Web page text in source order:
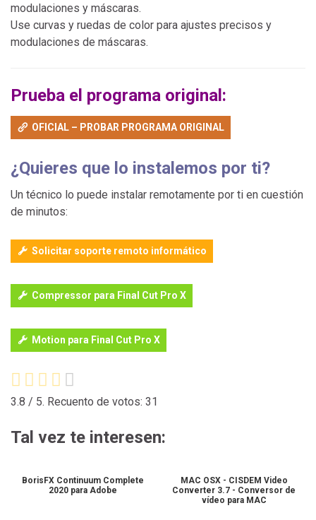
modulaciones y máscaras.
Use curvas y ruedas de color para ajustes precisos y
modulaciones de máscaras.
Prueba el programa original:
OFICIAL – PROBAR PROGRAMA ORIGINAL
¿Quieres que lo instalemos por ti?
Un técnico lo puede instalar remotamente por ti en cuestión
de minutos:
Solicitar soporte remoto informático
Compressor para Final Cut Pro X
Motion para Final Cut Pro X
3.8 / 5. Recuento de votos: 31
Tal vez te interesen:
BorisFX Continuum Complete
2020 para Adobe
MAC OSX - CISDEM Video
Converter 3.7 - Conversor de
vídeo para MAC